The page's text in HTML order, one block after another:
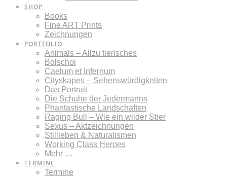
SHOP
Books
Fine ART Prints
Zeichnungen
PORTFOLIO
Animals – Allzu tierisches
Bolschoi
Caelum et Infernum
Cityskapes – Sehenswürdigkeiten
Das Portrait
Die Schuhe der Jedermanns
Phantastische Landschaften
Raging Bull – Wie ein wilder Stier
Sexus – Aktzeichnungen
Stillleben & Naturalismen
Working Class Heroes
Mehr …
TERMINE
Termine